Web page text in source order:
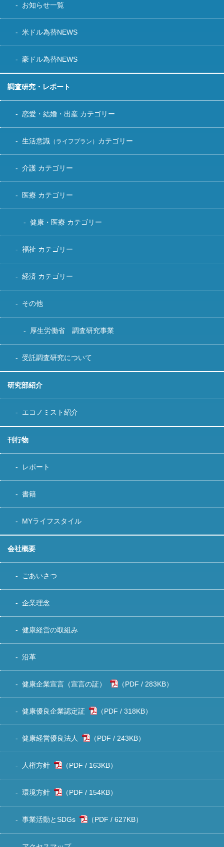
お知らせ一覧
米ドル為替NEWS
豪ドル為替NEWS
調査研究・レポート
恋愛・結婚・出産 カテゴリー
生活意識 （ライフプラン） カテゴリー
介護 カテゴリー
医療 カテゴリー
健康・医療 カテゴリー
福祉 カテゴリー
経済 カテゴリー
その他
厚生労働省 調査研究事業
受託調査研究について
研究部紹介
エコノミスト紹介
刊行物
レポート
書籍
MYライフスタイル
会社概要
ごあいさつ
企業理念
健康経営の取組み
沿革
健康企業宣言（宣言の証） 283KB）
健康優良企業認定証 318KB）
健康経営優良法人 243KB）
人権方針 163KB）
環境方針 154KB）
事業活動とSDGs 627KB）